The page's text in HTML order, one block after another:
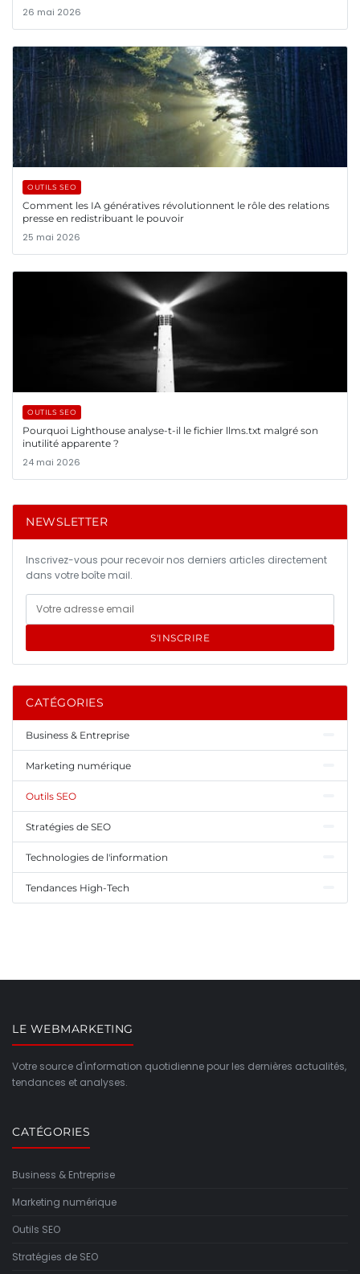
26 mai 2026
OUTILS SEO
Comment les IA génératives révolutionnent le rôle des relations
presse en redistribuant le pouvoir
25 mai 2026
OUTILS SEO
Pourquoi Lighthouse analyse-t-il le fichier llms.txt malgré son
inutilité apparente ?
24 mai 2026
NEWSLETTER
Inscrivez-vous pour recevoir nos derniers articles directement
dans votre boîte mail.
S'INSCRIRE
CATÉGORIES
Business & Entreprise
Marketing numérique
Outils SEO
Stratégies de SEO
Technologies de l'information
Tendances High-Tech
LE WEBMARKETING
Votre source d'information quotidienne pour les dernières actualités,
tendances et analyses.
CATÉGORIES
Business & Entreprise
Marketing numérique
Outils SEO
Stratégies de SEO